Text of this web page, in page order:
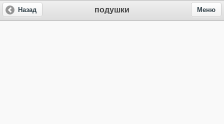
подушки
Назад Меню